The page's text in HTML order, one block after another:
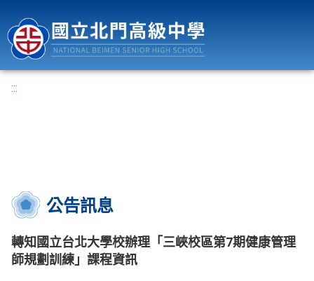
:::
公告訊息
轉知國立台北大學校辦理「三峽校區第7期健康管理
師規劃訓練」課程資訊